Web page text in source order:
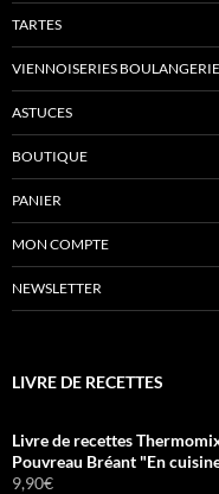
TARTES
VIENNOISERIES BOULANGERIE
ASTUCES
BOUTIQUE
PANIER
MON COMPTE
NEWSLETTER
LIVRE DE RECETTES
Livre de recettes
Pouvreau Bréant "En
9,90€